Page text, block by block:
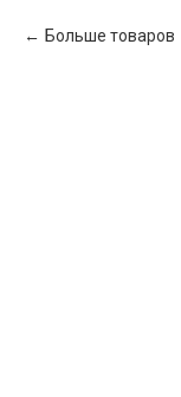
Больше товаров